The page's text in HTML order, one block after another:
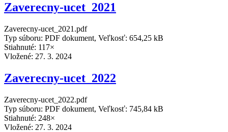
Zaverecny-ucet_2021
Zaverecny-ucet_2021.pdf
Typ súboru: PDF dokument, Veľkosť: 654,25 kB
Stiahnuté: 117×
Vložené: 27. 3. 2024
Zaverecny-ucet_2022
Zaverecny-ucet_2022.pdf
Typ súboru: PDF dokument, Veľkosť: 745,84 kB
Stiahnuté: 248×
Vložené: 27. 3. 2024